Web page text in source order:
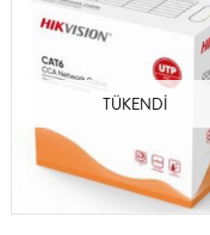
TÜKENDI